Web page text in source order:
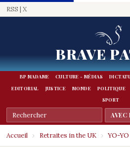
RSS | X
BRAVE
BP MADAME CULTURE - MÉDIAS
EDITORIAL
JUSTICE MONDE POLITIQUE
SPORT
Accueil › Retraites in the UK › YO-